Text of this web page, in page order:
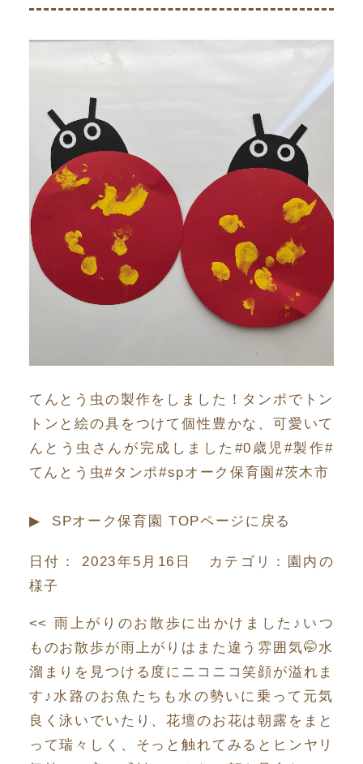
てんとう虫の製作をしました！タンポでトン
トンと絵の具をつけて個性豊かな、可愛いて
んとう虫さんが完成しました#0歳児#製作#
てんとう虫#タンポ#spオーク保育園#茨木市
▶︎ SPオーク保育園 TOPページに戻る
日付： 2023年5月16日 カテゴリ：
園内の
様子
<<
雨上がりのお散歩に出かけました♪いつ
ものお散歩が雨上がりはまた違う雰囲気🤭水
溜まりを見つける度にニコニコ笑顔が溢れま
す♪水路のお魚たちも水の勢いに乗って元気
良く泳いでいたり、花壇のお花は朝露をまと
って瑞々しく、そっと触れてみるとヒンヤリ